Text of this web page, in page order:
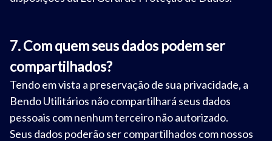
7. Com quem seus dados podem ser
compartilhados?
Tendo em vista a preservação de sua privacidade, a
Bendo Utilitários não compartilhará seus dados
pessoais com nenhum terceiro não autorizado.
Seus dados poderão ser compartilhados com nossos